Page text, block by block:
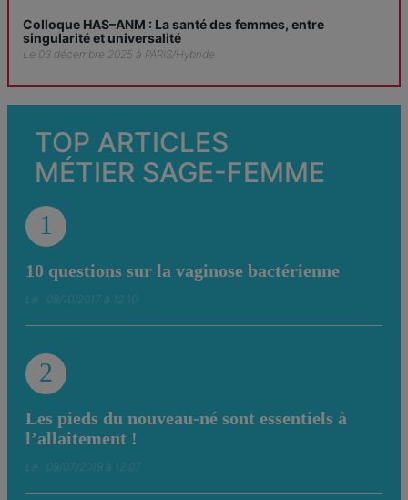
Colloque HAS–ANM : La santé des femmes, entre
singularité et universalité
Le 03 décembre 2025 à PARIS/Hybride
TOP ARTICLES
MÉTIER SAGE-FEMME
1
10 questions sur la vaginose bactérienne
Le : 08/10/2017 à 12:10
2
Les pieds du nouveau-né sont essentiels à
l’allaitement !
Le : 09/07/2019 à 12:07